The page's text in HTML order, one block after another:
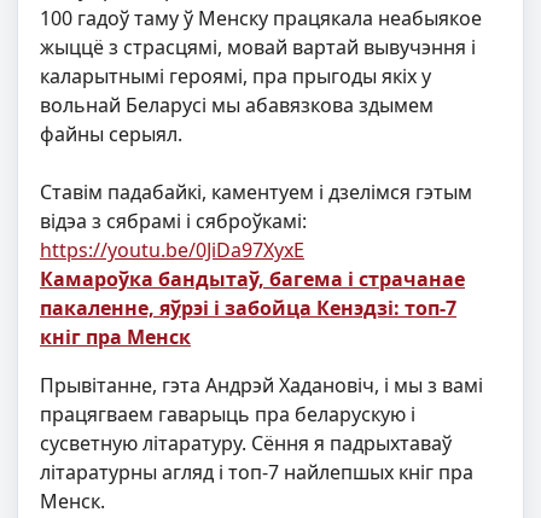
100 гадоў таму ў Менску працякала неабыякое
жыццё з страсцямі, мовай вартай вывучэння і
каларытнымі героямі, пра прыгоды якіх у
вольнай Беларусі мы абавязкова здымем
файны серыял.
Ставім падабайкі, каментуем і дзелімся гэтым
відэа з сябрамі і сяброўкамі:
https://youtu.be/0JiDa97XyxE
Камароўка бандытаў, багема і страчанае
пакаленне, яўрэі і забойца Кенэдзі: топ-7
кніг пра Менск
Прывітанне, гэта Андрэй Хадановіч, і мы з вамі
працягваем гаварыць пра беларускую і
сусветную літаратуру. Сёння я падрыхтаваў
літаратурны агляд і топ-7 найлепшых кніг пра
Менск.